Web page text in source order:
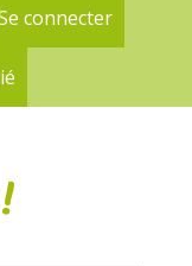
connecter(onglet